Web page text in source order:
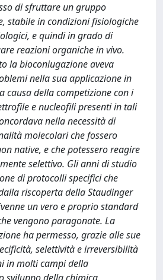
di sfruttare un gruppo
stabile in condizioni fisiologiche
e quindi in grado di
reazioni organiche in vivo.
la bioconiugazione aveva
nella sua applicazione in
causa della competizione con i
e nucleofili presenti in tali
nella necessità di
molecolari che fossero
native, e che potessero reagire
selettivo. Gli anni di studio
di protocolli specifici che
riscoperta della Staudinger
un vero e proprio standard
vengono paragonate. La
ha permesso, grazie alle sue
selettività e irreversibilità
in molti campi della